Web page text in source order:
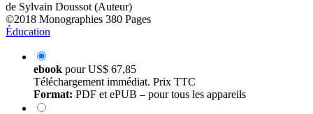
de Sylvain Doussot (Auteur)
©2018 Monographies 380 Pages
Éducation
ebook pourUS$ 67,85
Téléchargement immédiat. Prix TTC
Format: PDF et ePUB – pour tous les appareils